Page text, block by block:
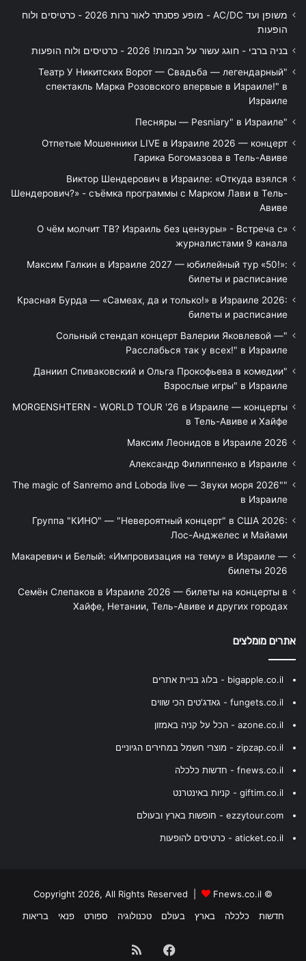
משופן ועד AC/DC - מופע פסנתר לאור נרות 2026 - כרטיסים ולוח
הופעות
בניה ברבי - חוגג עשור על הבמות! 2026 - כרטיסים ולוח הופעות
"Театр У Никитских Ворот — Свадьба — легендарный
спектакль Марка Розовского впервые в Израиле!" в
Израиле
"Песняры — Pesniary" в Израиле
Отпетые Мошенники LIVE в Израиле 2026 — концерт
Гарика Богомазова в Тель-Авиве
Виктор Шендерович в Израиле: «Откуда взялся
Шендерович?» - съёмка программы с Марком Лави в Тель-
Авиве
«О чём молчит ТВ? Израиль без цензуры» - Встреча с
журналистами 9 канала
Максим Галкин в Израиле 2027 — юбилейный тур «50!»:
билеты и расписание
Красная Бурда — «Самеах, да и только!» в Израиле 2026:
билеты и расписание
"Сольный стендап концерт Валерии Яковлевой —
Расслабься так у всех!" в Израиле
"Даниил Спиваковский и Ольга Прокофьева в комедии
Взрослые игры" в Израиле
MORGENSHTERN - WORLD TOUR '26 в Израиле — концерты
в Тель-Авиве и Хайфе
Максим Леонидов в Израиле 2026
Александр Филиппенко в Израиле
"The magic of Sanremo and Loboda live — Звуки моря 2026"
в Израиле
Группа "КИНО" — "Невероятный концерт" в США 2026:
Лос-Анджелес и Майами
Макаревич и Белый: «Импровизация на тему» в Израиле —
билеты 2026
Семён Слепаков в Израиле 2026 — билеты на концерты в
Хайфе, Нетании, Тель-Авиве и других городах
אתרים מומלצים
bigapple.co.il - בלוג בניית אתרים
fungets.co.il - גאדג'טים הכי שווים
azone.co.il - הכל על קניה באמזון
zipzap.co.il - מוצרי חשמל במחירים הגיוניים
fnews.co.il - חדשות כלכלה
giftim.co.il - קניות באינטרנט
ezzytour.com - חופשות בארץ ובעולם
aticket.co.il - כרטיסים להופעות
© Copyright 2026, All Rights Reserved |
Fnews.co.il
חדשות
כלכלה בארץ בעולם טכנולוגיה ספורט פנאי בריאות
Facebook